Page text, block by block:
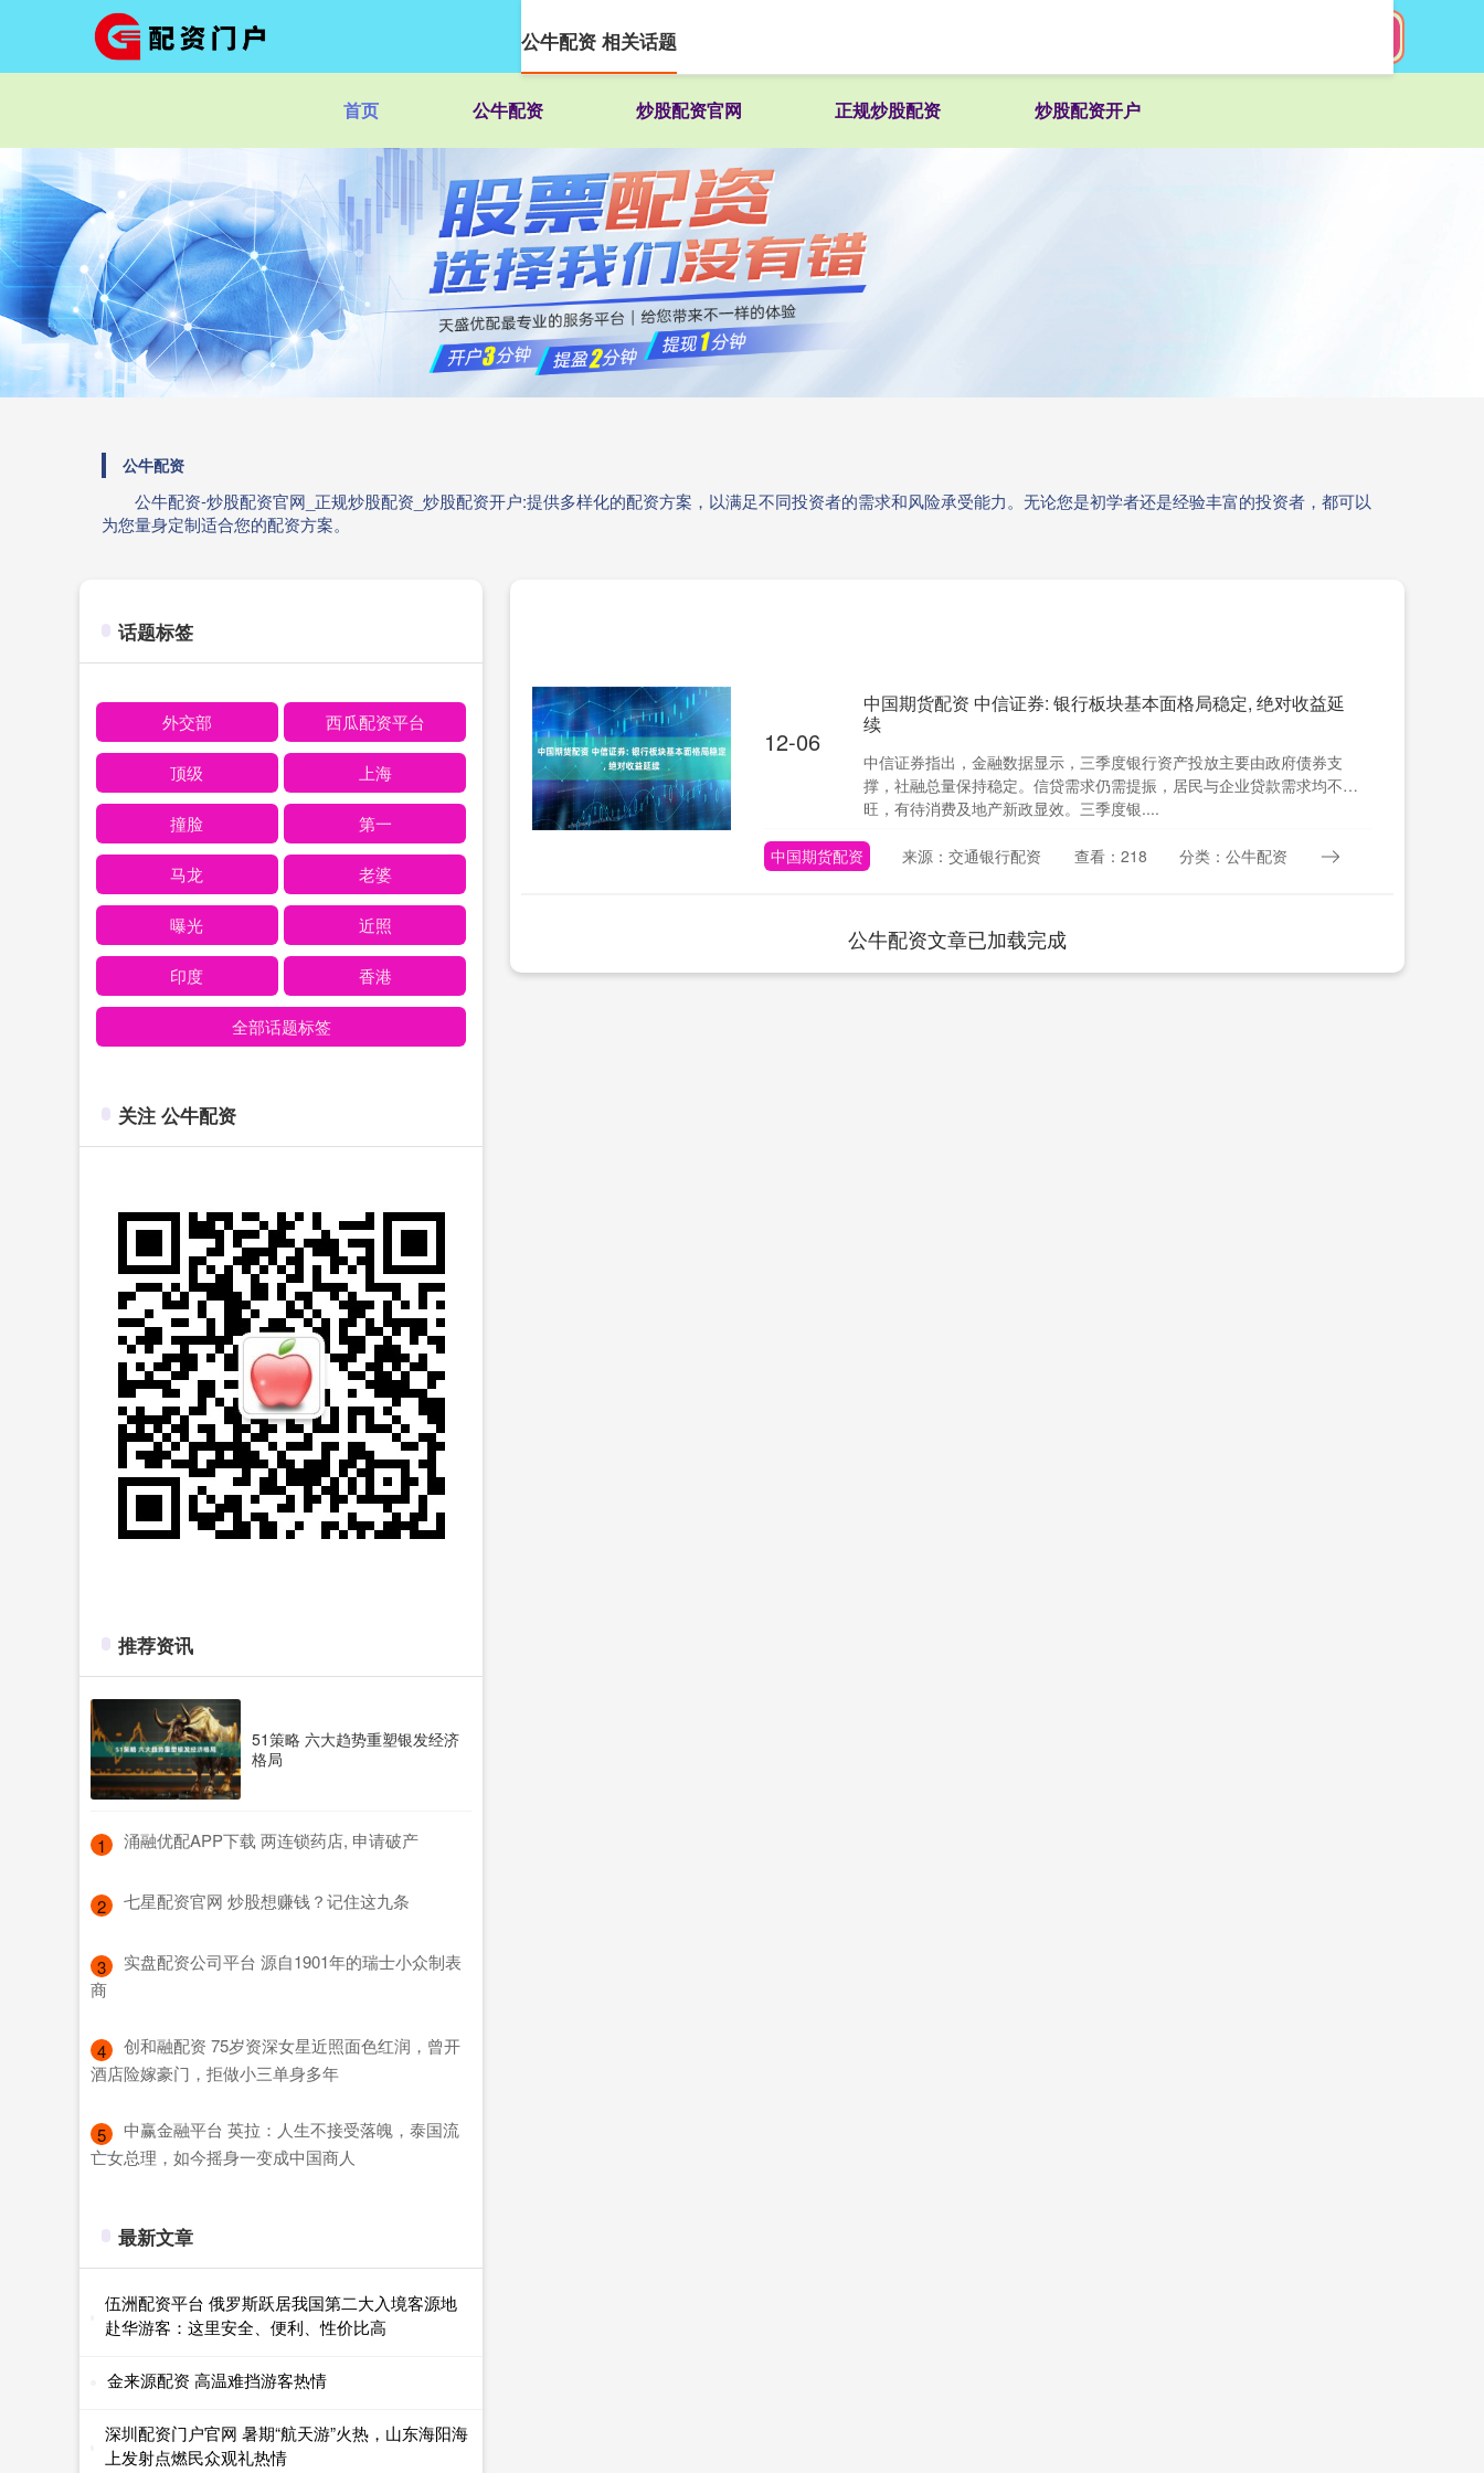
首页 公牛配资 炒股配资官网 正规炒股配资 炒股配资开户
公牛配资
公牛配资-炒股配资官网_正规炒股配资_炒股配资开户:提供多样化的配资方案，以满足不同投资者的需求和风险承受能力。无论您是初学者还是经验丰富的投资者，都可以
为您量身定制适合您的配资方案。
公牛配资 相关话题
12-06
中国期货配资 中信证券: 银行板块基本面格局稳定, 绝对收益延
续
中信证券指出，金融数据显示，三季度银行资产投放主要由政府债券支
撑，社融总量保持稳定。信贷需求仍需提振，居民与企业贷款需求均不
旺，有待消费及地产新政显效。三季度银....
中国期货配资 来源：交通银行配资 查看：218 分类：公牛配资
公牛配资文章已加载完成
话题标签
外交部 西瓜配资平台
顶级 上海
撞脸 第一
马龙 老婆
曝光 近照
印度 香港
全部话题标签
关注 公牛配资
推荐资讯
51策略 六大趋势重塑银发经济
格局
1 ​涌融优配APP下载 两连锁药店, 申请破产
2 ​七星配资官网 炒股想赚钱？记住这九条
3
​实盘配资公司平台 源自1901年的瑞士小众制表
商
4
​创和融配资 75岁资深女星近照面色红润，曾开
酒店险嫁豪门，拒做小三单身多年
5
​中赢金融平台 英拉：人生不接受落魄，泰国流
亡女总理，如今摇身一变成中国商人
最新文章
伍洲配资平台 俄罗斯跃居我国第二大入境客源地
赴华游客：这里安全、便利、性价比高
金来源配资 高温难挡游客热情
深圳配资门户官网 暑期“航天游”火热，山东海阳海
上发射点燃民众观礼热情